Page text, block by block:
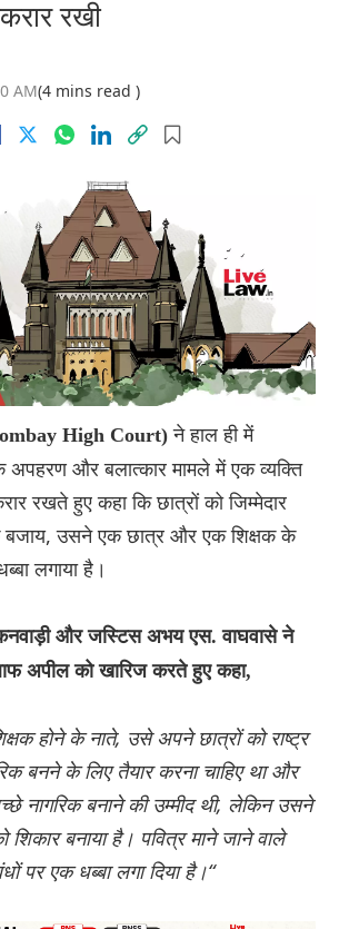
रखी
AM(4 mins read )
High Court) ने हाल ही में
अपहरण और बलात्कार मामले में एक व्यक्ति
रखते हुए कहा कि छात्रों को जिम्मेदार
बजाय, उसने एक छात्र और एक शिक्षक के
लगाया है।
और जस्टिस अभय एस. वाघवासे ने
अपील को खारिज करते हुए कहा,
होने के नाते, उसे अपने छात्रों को राष्ट्र
बनने के लिए तैयार करना चाहिए था और
नागरिक बनाने की उम्मीद थी, लेकिन उसने
शिकार बनाया है। पवित्र माने जाने वाले
पर एक धब्बा लगा दिया है।“